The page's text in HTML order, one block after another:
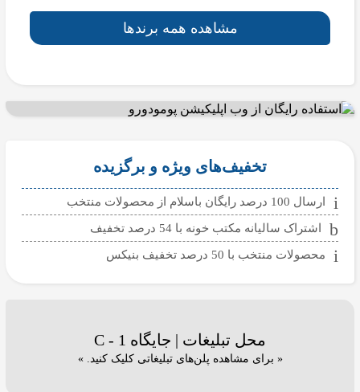
مشاهده همه برندها
تخفیف‌های ویژه و برگزیده
ارسال 100 درصد رایگان باسلام از محصولات منتخب
اشتراک سالیانه مکتب خونه با 54 درصد تخفیف
محصولات منتخب با 50 درصد تخفیف بنیکس
محل تبلیغات | جایگاه C - 1
« برای مشاهده پلن‌های تبلیغاتی کلیک کنید. »